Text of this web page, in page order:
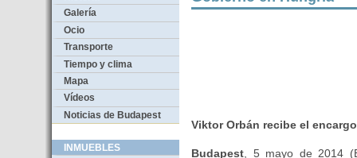
Galería
Ocio
Transporte
Tiempo y clima
Mapa
Vídeos
Noticias de Budapest
INMUEBLES
Viktor Orbán recibe el
Budapest , 5 mayo de 2014